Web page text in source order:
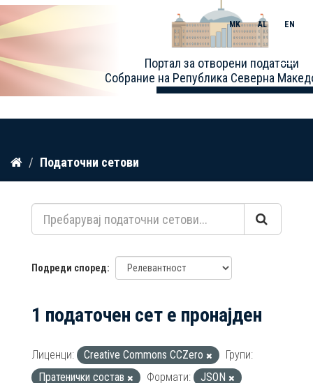
Прескокнете
содржина
Портал за отворени податоци
Собрание на Република Северна
MK AL EN
Toggle
Податочни сетови
Подреди според
1 податочен сет е пронајден
Лиценци: Creative Commons CCZero
Групи:
Пратенички состав
Формати:
JSON